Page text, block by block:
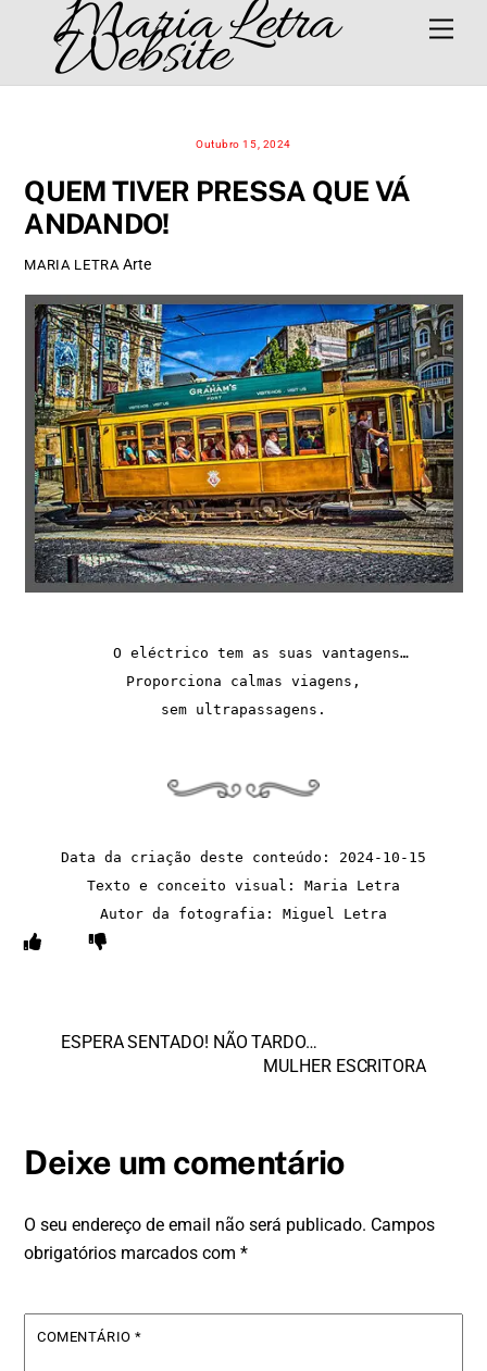
content
Maria Letra
Website
Outubro 15, 2024
QUEM TIVER PRESSA QUE VÁ
ANDANDO!
MARIA LETRA Arte
    O eléctrico tem as suas vantagens…
Proporciona calmas viagens,
sem ultrapassagens.
Data da criação deste conteúdo: 2024-10-15
Texto e conceito visual: Maria Letra
Autor da fotografia: Miguel Letra
ESPERA SENTADO! NÃO TARDO…
MULHER ESCRITORA
Deixe um comentário
O seu endereço de email não será publicado. Campos
obrigatórios marcados com*
COMENTÁRIO*